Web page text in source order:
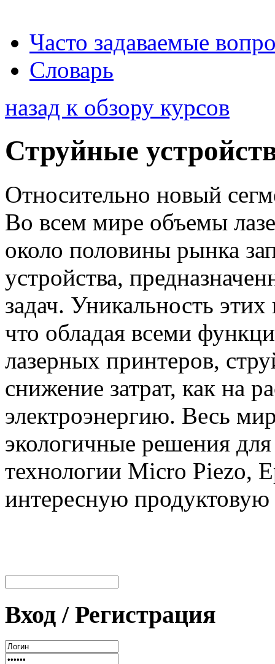
Часто задаваемые
Словарь
назад к обзору курсов
Струйные
Относительно новый
Во всем мире объемы
около половины рынка
устройства,
задач. Уникальность
что обладая всеми
лазерных принтеров,
снижение затрат, как на
электроэнергию. Весь
экологичные решения
технологии Micro Piezo,
интересную
Вход / Регистрация